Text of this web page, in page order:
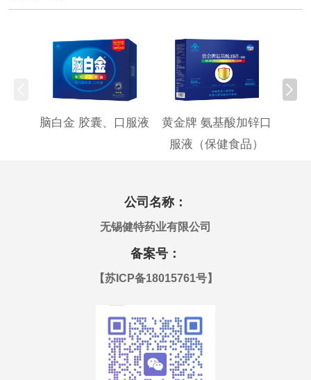
脑白金 胶囊、口服液
黄金牌 氨基酸加锌口
服液（保健食品）
公司名称：
无锡健特药业有限公司
备案号：
【苏ICP备18015761号】